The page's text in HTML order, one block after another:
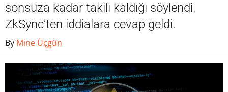
sonsuza kadar takılı kaldığı söylendi.
ZkSync’ten iddialara cevap geldi.
By Mine Üçgün